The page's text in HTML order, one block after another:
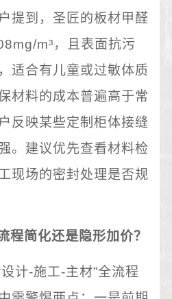
提到，圣匠的板材甲醛
m³，且表面抗污
适合有儿童或过敏体质
材料的成本普遍高于常
反映某些定制柜体接缝
。建议优先查看材料检
现场的密封处理是否规
程简化还是隐形加价？
计-施工-主材”全流程